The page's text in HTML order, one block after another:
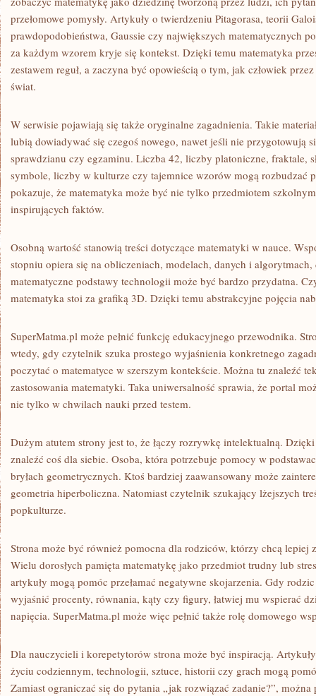
przełomowe pomysły. Artykuły o twierdzeniu Pitagorasa, teorii
prawdopodobieństwa, Gaussie czy największych matematycznych
za każdym wzorem kryje się kontekst. Dzięki temu matematyka
zestawem reguł, a zaczyna być opowieścią o tym, jak człowiek
świat.
W serwisie pojawiają się także oryginalne zagadnienia. Takie
lubią dowiadywać się czegoś nowego, nawet jeśli nie przygotowują
sprawdzianu czy egzaminu. Liczba 42, liczby platoniczne, fraktale,
symbole, liczby w kulturze czy tajemnice wzorów mogą rozbudzać
pokazuje, że matematyka może być nie tylko przedmiotem
inspirujących faktów.
Osobną wartość stanowią treści dotyczące matematyki w nauce.
stopniu opiera się na obliczeniach, modelach, danych i
matematyczne podstawy technologii może być bardzo przydatna.
matematyka stoi za grafiką 3D. Dzięki temu abstrakcyjne pojęcia
SuperMatma.pl może pełnić funkcję edukacyjnego przewodnika.
wtedy, gdy czytelnik szuka prostego wyjaśnienia konkretnego
poczytać o matematyce w szerszym kontekście. Można tu znaleźć
zastosowania matematyki. Taka uniwersalność sprawia, że portal
nie tylko w chwilach nauki przed testem.
Dużym atutem strony jest to, że łączy rozrywkę intelektualną.
znaleźć coś dla siebie. Osoba, która potrzebuje pomocy w
bryłach geometrycznych. Ktoś bardziej zaawansowany może
geometria hiperboliczna. Natomiast czytelnik szukający lżejszych
popkulturze.
Strona może być również pomocna dla rodziców, którzy chcą lepiej
Wielu dorosłych pamięta matematykę jako przedmiot trudny lub
artykuły mogą pomóc przełamać negatywne skojarzenia. Gdy
wyjaśnić procenty, równania, kąty czy figury, łatwiej mu wspierać
napięcia. SuperMatma.pl może więc pełnić także rolę domowego
Dla nauczycieli i korepetytorów strona może być inspiracją.
życiu codziennym, technologii, sztuce, historii czy grach mogą
Zamiast ograniczać się do pytania „jak rozwiązać zadanie?”,